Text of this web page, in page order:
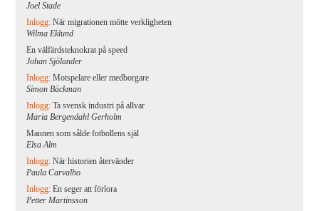
Joel Stade
Inlogg:När migrationen mötte verkligheten
Wilma Eklund
En välfärdsteknokrat på speed
Johan Sjölander
Inlogg:Motspelare eller medborgare
Simon Bäckman
Inlogg:Ta svensk industri på allvar
Maria Bergendahl Gerholm
Mannen som sålde fotbollens själ
Elsa Alm
Inlogg:När historien återvänder
Paula Carvalho
Inlogg:En seger att förlora
Petter Martinsson